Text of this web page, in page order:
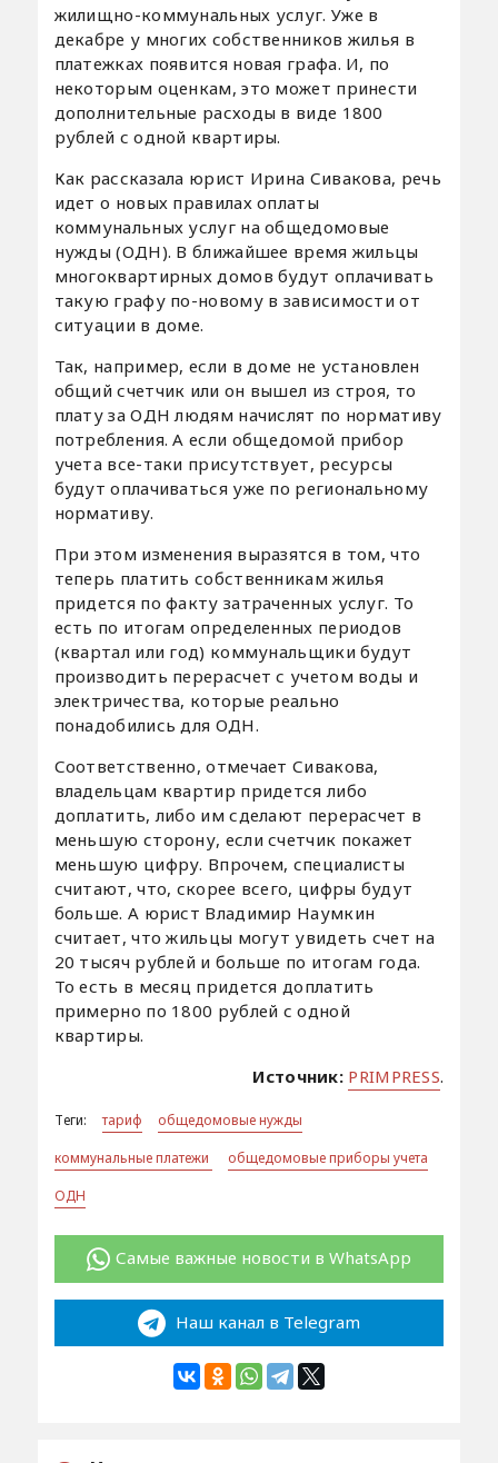
жилищно-коммунальных услуг. Уже в
декабре у многих собственников жилья в
платежках появится новая графа. И, по
некоторым оценкам, это может принести
дополнительные расходы в виде 1800
рублей с одной квартиры.
Как рассказала юрист Ирина Сивакова, речь
идет о новых правилах оплаты
коммунальных услуг на общедомовые
нужды (ОДН). В ближайшее время жильцы
многоквартирных домов будут оплачивать
такую графу по-новому в зависимости от
ситуации в доме.
Так, например, если в доме не установлен
общий счетчик или он вышел из строя, то
плату за ОДН людям начислят по нормативу
потребления. А если общедомой прибор
учета все-таки присутствует, ресурсы
будут оплачиваться уже по региональному
нормативу.
При этом изменения выразятся в том, что
теперь платить собственникам жилья
придется по факту затраченных услуг. То
есть по итогам определенных периодов
(квартал или год) коммунальщики будут
производить перерасчет с учетом воды и
электричества, которые реально
понадобились для ОДН.
Соответственно, отмечает Сивакова,
владельцам квартир придется либо
доплатить, либо им сделают перерасчет в
меньшую сторону, если счетчик покажет
меньшую цифру. Впрочем, специалисты
считают, что, скорее всего, цифры будут
больше. А юрист Владимир Наумкин
считает, что жильцы могут увидеть счет на
20 тысяч рублей и больше по итогам года.
То есть в месяц придется доплатить
примерно по 1800 рублей с одной
квартиры.
Источник: PRIMPRESS.
Теги: тариф
общедомовые нужды
коммунальные платежи
общедомовые приборы учета
ОДН
Самые важные новости в WhatsApp
Наш канал в Telegram